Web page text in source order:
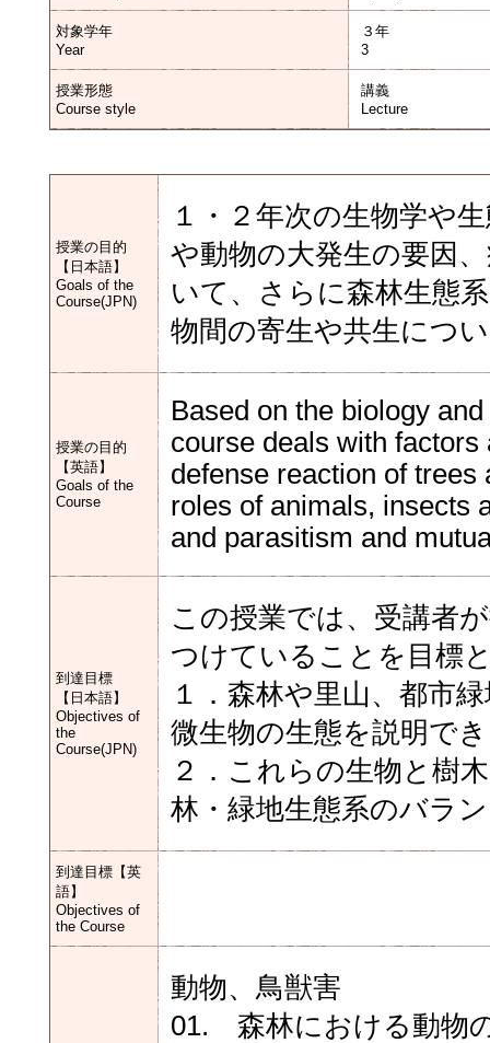
対象学年
Year
３年
3
授業形態
Course style
講義
Lecture
授業の目的
【日本語】
Goals of the
Course(JPN)
１・２年次の生物学や
や動物の大発生の要因
いて、さらに森林生態
物間の寄生や共生につ
授業の目的
【英語】
Goals of the
Course
Based on the biology
course deals with
defense reaction of
roles of animals, insects
and parasitism and
到達目標
【日本語】
Objectives of
the
Course(JPN)
この授業では、受講者
つけていることを目標
１．森林や里山、都市
微生物の生態を説明で
２．これらの生物と樹
林・緑地生態系のバラ
到達目標【英
語】
Objectives of
the Course
動物、鳥獣害
01. 森林における動物